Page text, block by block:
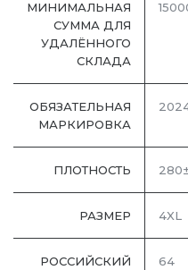
МИНИМАЛЬНАЯ
СУММА ДЛЯ
УДАЛЁННОГО
СКЛАДА
ОБЯЗАТЕЛЬНАЯ
МАРКИРОВКА
ПЛОТНОСТЬ
РАЗМЕР 4XL
РОССИЙСКИЙ
64